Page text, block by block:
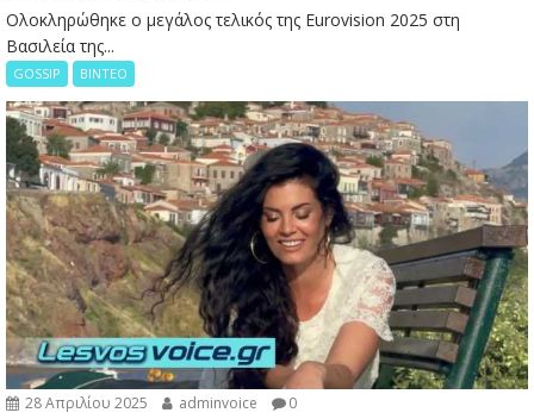
Ολοκληρώθηκε ο μεγάλος τελικός της Eurovision 2025 στη
Βασιλεία της...
GOSSIP ΒΙΝΤΕΟ
28 Απριλίου 2025 adminvoice 0